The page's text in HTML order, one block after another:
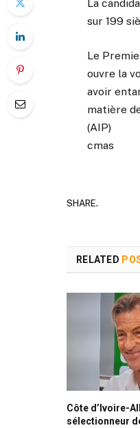
La
sur 199
Le
ouvre la
avoir
matière
(AIP)
cmas
SHARE.
RELATED
Côte d’Ivoire-
sélectionneur